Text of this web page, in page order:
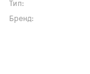
Тип:
Бренд: